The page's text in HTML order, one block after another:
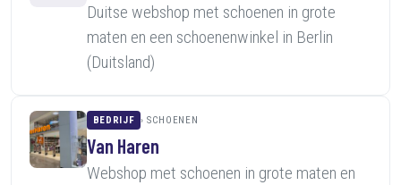
Duitse webshop met schoenen in grote
maten en een schoenenwinkel in Berlin
(Duitsland)
BEDRIJF SCHOENEN
Van Haren
Webshop met schoenen in grote maten en